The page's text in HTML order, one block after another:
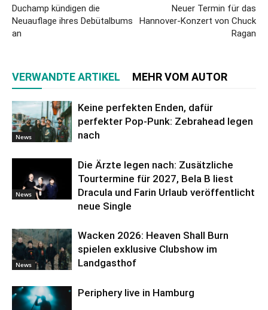
Duchamp kündigen die
Neuauflage ihres Debütalbums
an
Neuer Termin für das
Hannover-Konzert von Chuck
Ragan
VERWANDTE ARTIKEL MEHR VOM AUTOR
News
Keine perfekten Enden, dafür
perfekter Pop-Punk: Zebrahead legen
nach
News
Die Ärzte legen nach: Zusätzliche
Tourtermine für 2027, Bela B liest
Dracula und Farin Urlaub veröffentlicht
neue Single
News
Wacken 2026: Heaven Shall Burn
spielen exklusive Clubshow im
Landgasthof
Periphery live in Hamburg